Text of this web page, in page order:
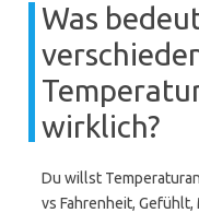
Was
wirklich?
Du willst
vs Fahrenheit,